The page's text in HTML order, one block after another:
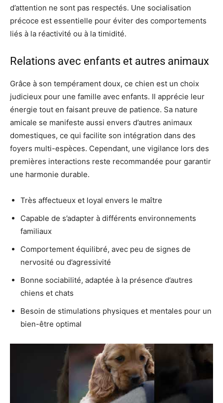
d’attention ne sont pas respectés. Une socialisation
précoce est essentielle pour éviter des comportements
liés à la réactivité ou à la timidité.
Relations avec enfants et autres animaux
Grâce à son tempérament doux, ce chien est un choix
judicieux pour une famille avec enfants. Il apprécie leur
énergie tout en faisant preuve de patience. Sa nature
amicale se manifeste aussi envers d’autres animaux
domestiques, ce qui facilite son intégration dans des
foyers multi-espèces. Cependant, une vigilance lors des
premières interactions reste recommandée pour garantir
une harmonie durable.
Très affectueux et loyal envers le maître
Capable de s’adapter à différents environnements
familiaux
Comportement équilibré, avec peu de signes de
nervosité ou d’agressivité
Bonne sociabilité, adaptée à la présence d’autres
chiens et chats
Besoin de stimulations physiques et mentales pour un
bien-être optimal